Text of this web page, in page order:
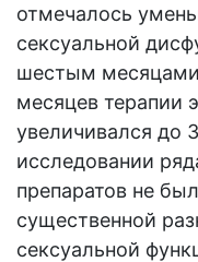
отмечалось
сексуальной
шестым месяцами
месяцев терапии
увеличивался до
исследовании
препаратов не
существенной
сексуальной